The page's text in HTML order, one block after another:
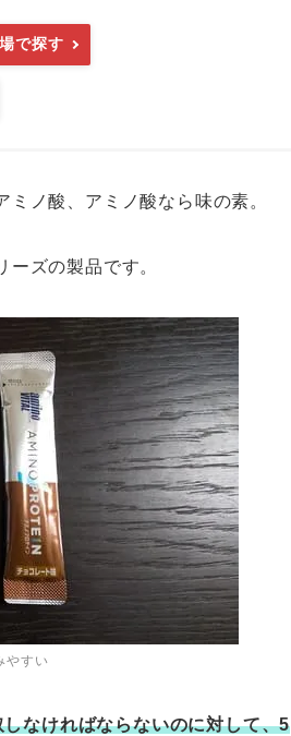
で探す
ノ酸、アミノ酸なら味の素。
ズの製品です。
やすい
なければならないのに対して、5